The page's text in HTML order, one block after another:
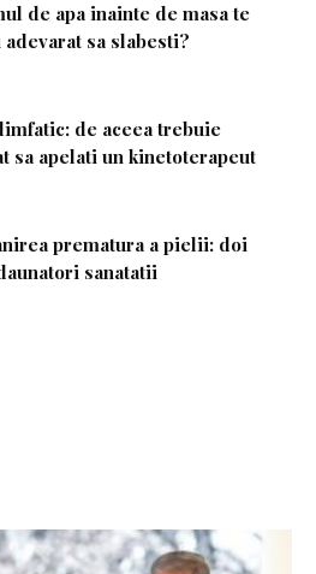
de apa inainte de masa te
adevarat sa slabesti?
de aceea trebuie
sa apelati un kinetoterapeut
prematura a pielii: doi
sanatatii